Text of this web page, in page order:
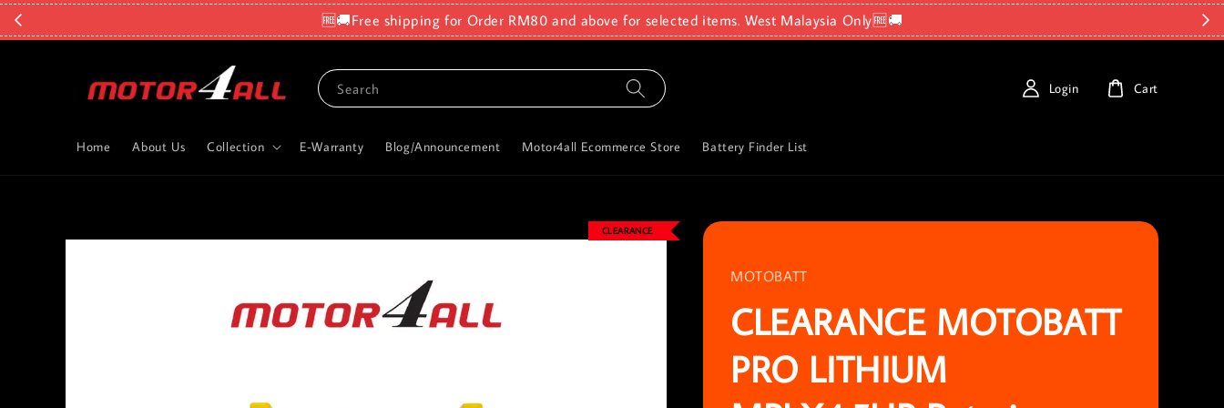
🆓🚚Free shipping for Order RM80 and above for selected items. West Malaysia Only🆓🚚
Search
Home About Us Collection E-Warranty Blog/Announcement Motor4all Ecommerce Store Battery Finder List
Login Cart
CLEARANCE
MOTOBATT
CLEARANCE MOTOBATT
PRO LITHIUM